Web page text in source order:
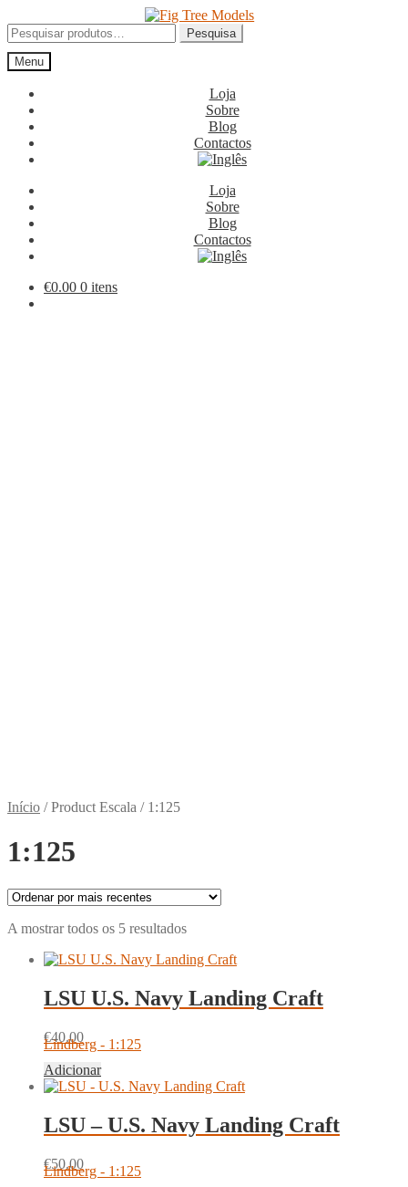
para
a
navegação
para
o
conteúdo
Pesquisar
por:
Pesquisa
Menu
Loja
Sobre
Blog
Contactos
Loja
Sobre
Blog
Contactos
€0.00 0 itens
Início /Product Escala / 1:125
1:125
A mostrar todos os 5 resultadosOrdenado
mais
LSU U.S. Navy Landing Craft
€40.00
Lindberg - 1:125
Adicionar
LSU – U.S. Navy Landing Craft
€50.00
Lindberg - 1:125